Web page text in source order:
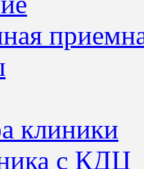
клиники
с КДЦ